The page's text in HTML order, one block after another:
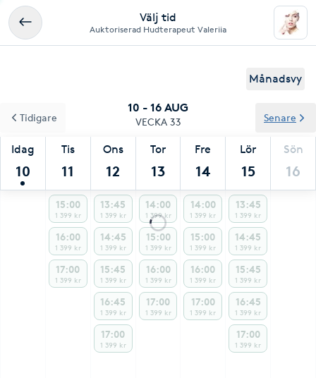
Välj tid
Auktoriserad Hudterapeut Valeriia
Månadsvy
10 - 16 AUG
VECKA 33
Idag
10
Tis
11
Ons
12
Tor
13
Fre
14
Lör
15
Sön
16
Tidigare Senare
15:00
1 399 kr
16:00
1 399 kr
17:00
1 399 kr
13:45
1 399 kr
14:45
1 399 kr
15:45
1 399 kr
16:45
1 399 kr
17:00
1 399 kr
14:00
1 399 kr
15:00
1 399 kr
16:00
1 399 kr
17:00
1 399 kr
14:00
1 399 kr
15:00
1 399 kr
16:00
1 399 kr
17:00
1 399 kr
13:45
1 399 kr
14:45
1 399 kr
15:45
1 399 kr
16:45
1 399 kr
17:00
1 399 kr